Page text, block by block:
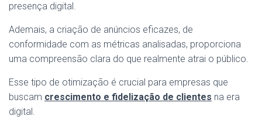
presença digital.
Ademais, a criação de anúncios eficazes, de
conformidade com as métricas analisadas, proporciona
uma compreensão clara do que realmente atrai o público.
Esse tipo de otimização é crucial para empresas que
buscam crescimento e fidelização de clientes na era
digital.